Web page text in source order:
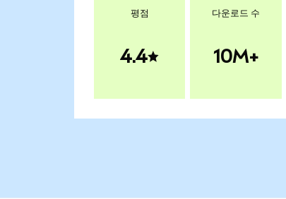
평점
4.4
다운로드 수
10M+